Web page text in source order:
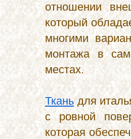
отношении
который
многими
монтажа в
местах.
Тканьдля
с ровной
которая